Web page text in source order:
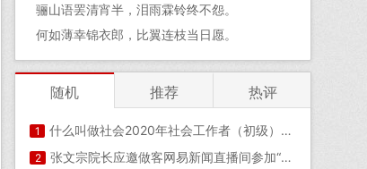
骊山语罢清宵半，泪雨霖铃终不怨。
何如薄幸锦衣郎，比翼连枝当日愿。
随机 推荐 热评
1 什么叫做社会2020年社会工作者（初级）综合能力练习题
2 张文宗院长应邀做客网易新闻直播间参加“对话中原名医”栏目新闻直播间今天